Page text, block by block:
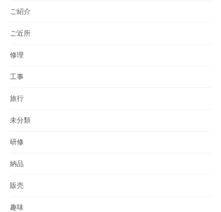
ご紹介
ご近所
修理
工事
旅行
未分類
研修
納品
販売
趣味